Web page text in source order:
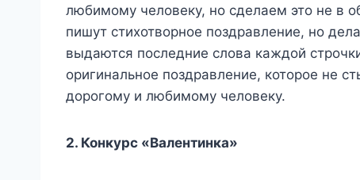
любимому человеку, но сделаем это не в
пишут стихотворное поздравление, но
выдаются последние слова каждой
оригинальное поздравление, которое не
дорогому и любимому человеку.
2. Конкурс «Валентинка»